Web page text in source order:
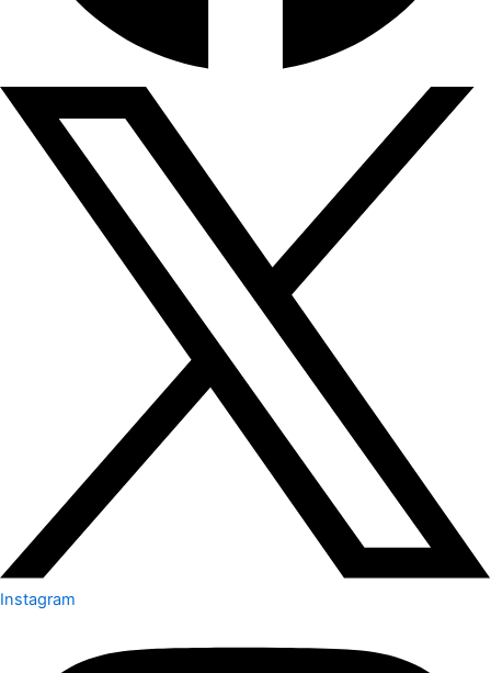
Instagram